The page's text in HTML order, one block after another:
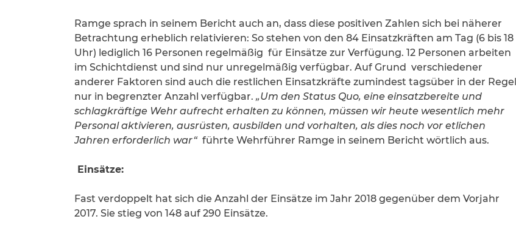
Ramge sprach in seinem Bericht auch an, dass diese positiven Zahlen sich bei näherer
Betrachtung erheblich relativieren: So stehen von den 84 Einsatzkräften am Tag (6 bis 18
Uhr) lediglich 16 Personen regelmäßig für Einsätze zur Verfügung. 12 Personen arbeiten
im Schichtdienst und sind nur unregelmäßig verfügbar. Auf Grund verschiedener
anderer Faktoren sind auch die restlichen Einsatzkräfte zumindest tagsüber in der Regel
nur in begrenzter Anzahl verfügbar.„Um den Status Quo, eine einsatzbereite und
schlagkräftige Wehr aufrecht erhalten zu können, müssen wir heute wesentlich mehr
Personal aktivieren, ausrüsten, ausbilden und vorhalten, als dies noch vor etlichen
Jahren erforderlich war“führte Wehrführer Ramge in seinem Bericht wörtlich aus.
Einsätze:
Fast verdoppelt hat sich die Anzahl der Einsätze im Jahr 2018 gegenüber dem Vorjahr
2017. Sie stieg von 148 auf 290 Einsätze.